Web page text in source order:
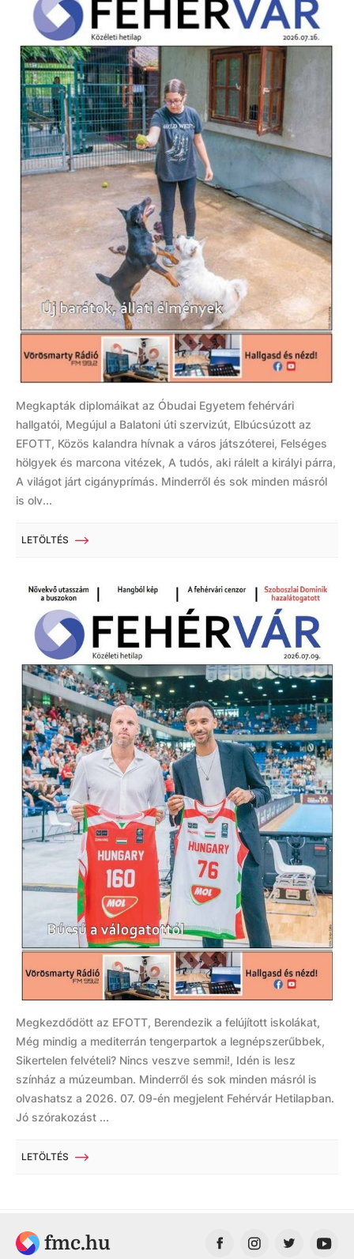
Megkapták diplomáikat az Óbudai Egyetem fehérvári
hallgatói, Megújul a Balatoni úti szervizút, Elbúcsúzott az
EFOTT, Közös kalandra hívnak a város játszóterei, Felséges
hölgyek és marcona vitézek, A tudós, aki rálelt a királyi párra,
A világot járt cigányprímás. Minderről és sok minden másról
is olv...
LETÖLTÉS
Megkezdődött az EFOTT, Berendezik a felújított iskolákat,
Még mindig a mediterrán tengerpartok a legnépszerűbbek,
Sikertelen felvételi? Nincs veszve semmi!, Idén is lesz
színház a múzeumban. Minderről és sok minden másról is
olvashatsz a 2026. 07. 09-én megjelent Fehérvár Hetilapban.
Jó szórakozást ...
LETÖLTÉS
fmc.hu